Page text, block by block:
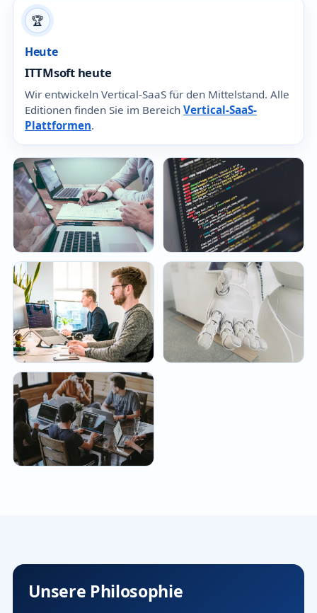
🏆
Heute
ITTMsoft heute
Wir entwickeln Vertical-SaaS für den Mittelstand. Alle
Editionen finden Sie im Bereich Vertical-SaaS-
Plattformen.
Unsere Philosophie